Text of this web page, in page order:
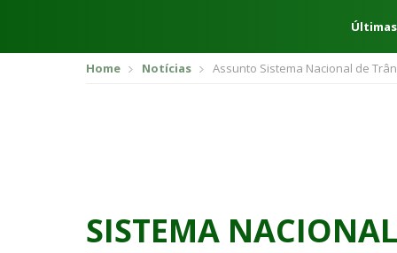
Home Notícias Assunto Sistema Nacional de
SISTEMA